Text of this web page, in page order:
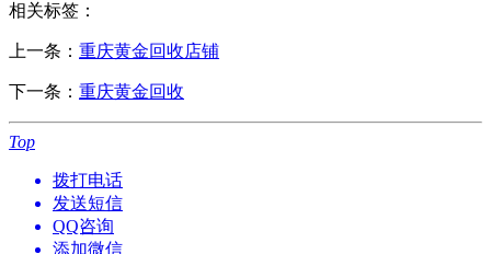
相关标签：
上一条： 重庆黄金回收店铺
下一条： 重庆黄金回收
Top
拨打电话
发送短信
QQ咨询
添加微信